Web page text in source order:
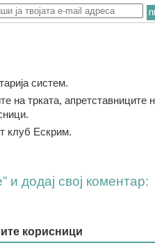
систем.
на трката, апретставниците
клуб Ескрим.
и додај свој коментар:
корисници